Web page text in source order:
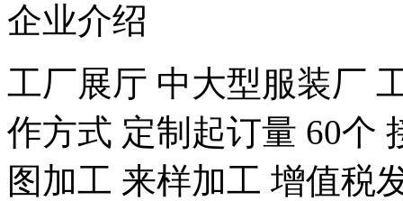
企业介绍
工厂展厅 中大型服装厂
作方式 定制起订量 60个
图加工 来样加工 增值税